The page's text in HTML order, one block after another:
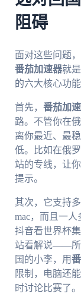
阻碍
面对这些问题
番茄加速器就
的六大核心功
首先， 番茄加
路。不管你在
离你最近、最
低。比如在俄
站的专线，让
提示。
其次，它支持
mac，而且一
抖音看世界杯
站看解说——所
国的小李，用
限制，电脑还
时讨论比赛了。